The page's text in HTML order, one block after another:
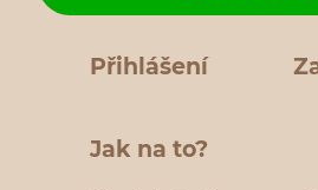
Přihlášení
Jak na to?